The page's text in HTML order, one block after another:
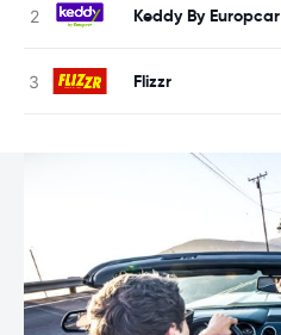
Keddy By Europcar
Flizzr